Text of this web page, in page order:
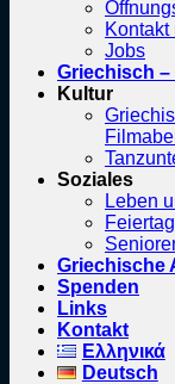
Kontakt
Jobs
Griechisch
Kultur
Soziales
Leben
Griechische
Spenden
Links
Kontakt
Ελληνικά
Deutsch